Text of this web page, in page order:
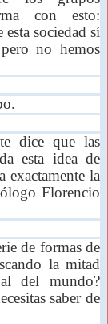
con esto:
sociedad sí
no hemos
dice que las
esta idea de
exactamente la
Florencio
de formas de
la mitad
del mundo?
saber de